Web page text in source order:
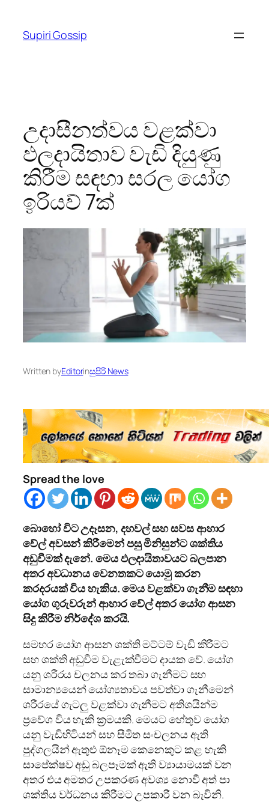
content
Supiri Gossip
උදාසීනත්වය වළක්වා
ඵලදායිතාව වැඩි දියුණු
කිරීම සඳහා සරල යෝග
ඉරියව් 7ක්
Written byEditorinසුපිරි News
Spread the love
බොහෝ විට උදෑසන, දහවල් සහ සවස ආහාර
වේල් අවසන් කිරීමෙන් පසු මිනිසුන්ට ශක්තිය
අඩුවීමක් දැනේ. මෙය ඵලදායිතාවයට බලපාන
අතර අවධානය වෙනතකට යොමු කරන
කරදරයක් විය හැකිය. මෙය වළක්වා ගැනීම සඳහා
යෝග ගුරුවරුන් ආහාර වේල් අතර යෝග ආසන
සිදු කිරීම නිර්දේශ කරයි.
සමහර යෝග ආසන ශක්ති මට්ටම් වැඩි කිරීමට
සහ ශක්ති අඩුවීම වැළැක්වීමට දායක වේ. යෝග
යනු ශරීරය චලනය කර තබා ගැනීමට සහ
සාමාන්‍යයෙන් යෝග්‍යතාවය පවත්වා ගැනීමෙන්
ශරීරයේ ගැටලු වළක්වා ගැනීමට අතිශයින්ම
ප්‍රවේශ විය හැකි ක්‍රමයකි. මෙයට හේතුව යෝග
යනු වැඩිහිටියන් සහ සීමිත සංචලනය ඇති
පුද්ගලයින් ඇතුළු ඕනෑම කෙනෙකුට කළ හැකි
සාපේක්ෂව අඩු බලපෑමක් ඇති ව්‍යායාමයක් වන
අතර එය අමතර උපකරණ අවශ්‍ය නොවී අත් පා
ශක්තිය වර්ධනය කිරීමට උපකාරී වන බැවිනි.